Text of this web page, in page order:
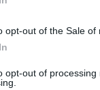
opt-out of the Sale of
opt-out of
έως 2
αγώνα: έως 4
τον αγώνα: 1